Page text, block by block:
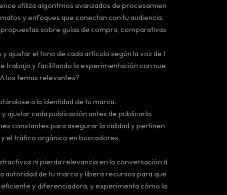
utiliza algoritmos avanzados de procesamien
y enfoques que conectan con tu audiencia.
sobre guías de compra, comparativas
el tono de cada artículo según la voz de t
trabajo y facilitando la experimentación con nue
los temas relevantes?
a la identidad de tu marca.
ajustar cada publicación antes de publicarla.
constantes para asegurar la calidad y pertinen
el tráfico orgánico en buscadores.
ni pierda relevancia en la conversación d
autoridad de tu marca y libera recursos para que
y diferenciadora, y experimenta cómo la